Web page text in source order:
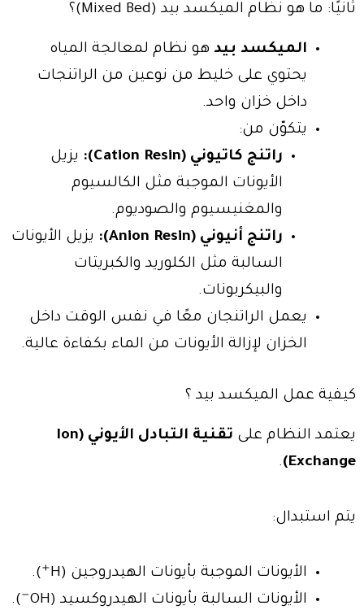
ثانيًا: ما هو نظام الميكسد بيد (Mixed Bed)؟
الميكسد بيد هو نظام لمعالجة المياه
يحتوي على خليط من نوعين من الراتنجات
داخل خزان واحد.
يتكوّن من:
راتنج كاتيوني (Cation Resin):
يزيل
الأيونات الموجبة مثل الكالسيوم
والمغنيسيوم والصوديوم.
راتنج أنيوني (Anion Resin):
يزيل الأيونات
السالبة مثل الكلوريد والكبريتات
والبيكربونات.
يعمل الراتنجان معًا في نفس الوقت داخل
الخزان لإزالة الأيونات من الماء بكفاءة عالية.
كيفية عمل الميكسد بيد ؟
يعتمد النظام على
تقنية التبادل الأيوني (Ion
Exchange)
.
يتم استبدال:
الأيونات الموجبة بأيونات الهيدروجين (H⁺).
الأيونات السالبة بأيونات الهيدروكسيد (OH⁻).